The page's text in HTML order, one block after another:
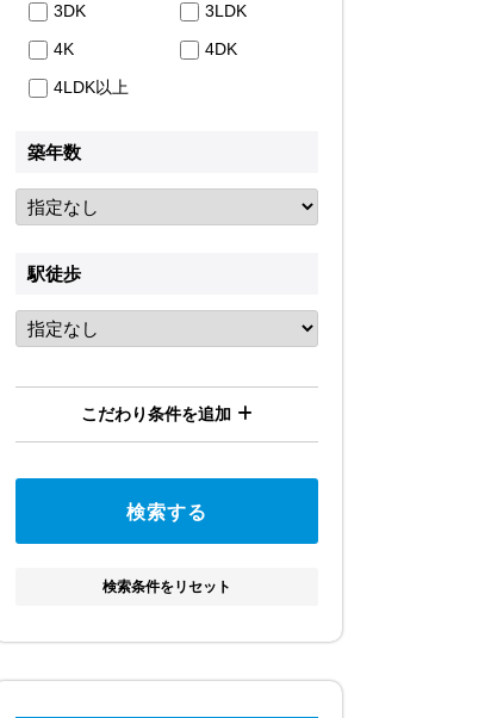
3DK
3LDK
4K
4DK
4LDK以上
築年数
駅徒歩
こだわり条件を追加
検索条件をリセット